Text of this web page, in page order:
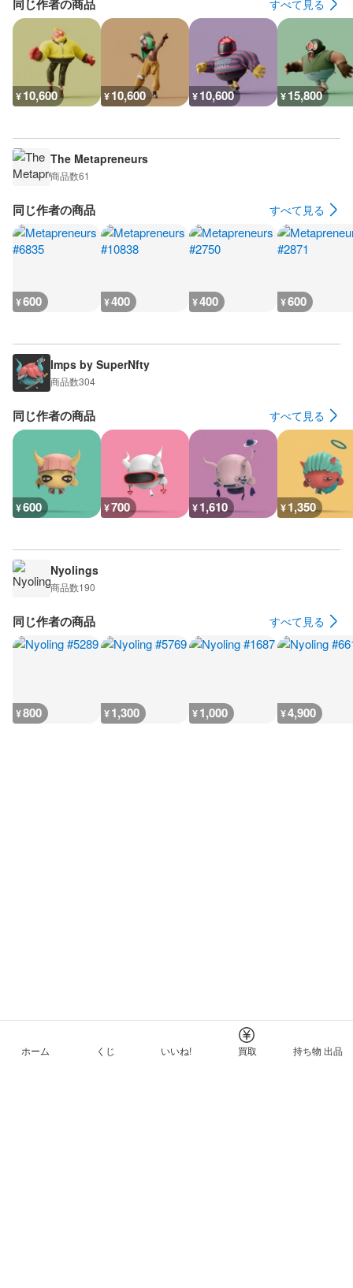
同じ作者の商品 すべて見る
¥10,600 ¥10,600 ¥10,600 ¥15,800
The Metapreneurs
商品数61
同じ作者の商品 すべて見る
¥600 ¥400 ¥400 ¥600
Imps by SuperNfty
商品数304
同じ作者の商品 すべて見る
¥600 ¥700 ¥1,610 ¥1,350
Nyolings
商品数190
同じ作者の商品 すべて見る
¥800 ¥1,300 ¥1,000 ¥4,900
ホーム くじ いいね! 買取 持ち物 出品